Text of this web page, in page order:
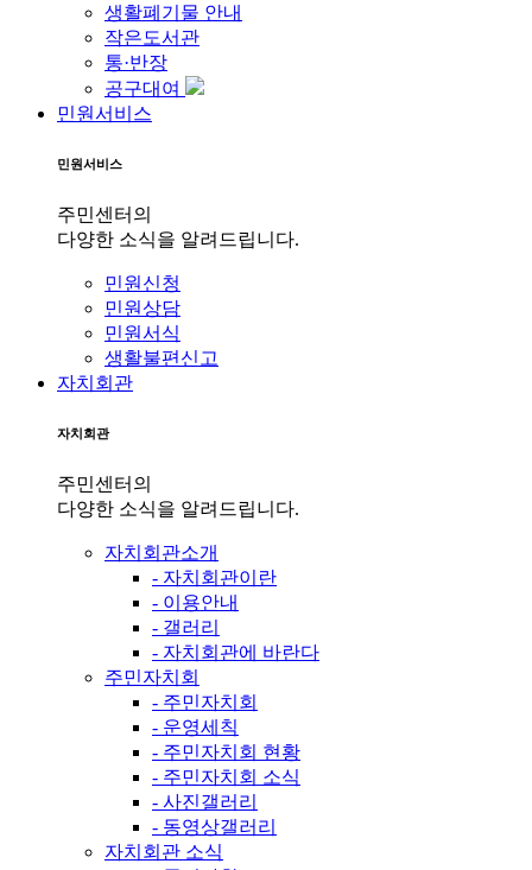
생활폐기물 안내
작은도서관
통·반장
공구대여
민원서비스
민원서비스
주민센터의
다양한 소식을 알려드립니다.
민원신청
민원상담
민원서식
생활불편신고
자치회관
자치회관
주민센터의
다양한 소식을 알려드립니다.
자치회관소개
- 자치회관이란
- 이용안내
- 갤러리
- 자치회관에 바란다
주민자치회
- 주민자치회
- 운영세칙
- 주민자치회 현황
- 주민자치회 소식
- 사진갤러리
- 동영상갤러리
자치회관 소식